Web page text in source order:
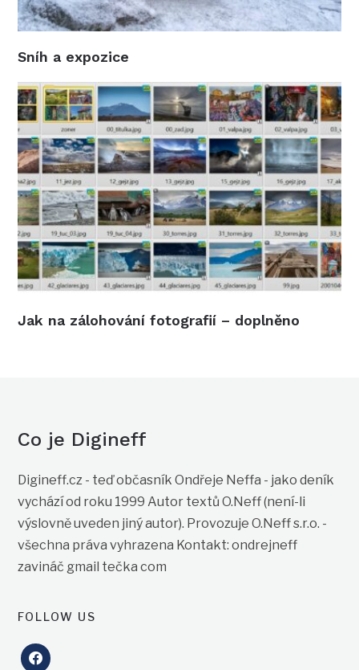
Sníh a expozice
Jak na zálohování fotografií – doplněno
Co je Digineff
Digineff.cz - teď občasník Ondřeje Neffa - jako deník
vychází od roku 1999 Autor textů O.Neff (není-li
výslovně uveden jiný autor). Provozuje O.Neff s.r.o. -
všechna práva vyhrazena Kontakt: ondrejneff
zavináč gmail tečka com
FOLLOW US
facebook